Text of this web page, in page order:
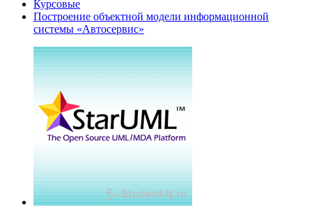
Курсовые
Построение объектной модели информационной
системы «Автосервис»